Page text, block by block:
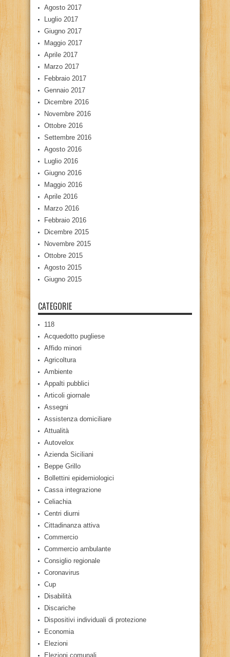
Agosto 2017
Luglio 2017
Giugno 2017
Maggio 2017
Aprile 2017
Marzo 2017
Febbraio 2017
Gennaio 2017
Dicembre 2016
Novembre 2016
Ottobre 2016
Settembre 2016
Agosto 2016
Luglio 2016
Giugno 2016
Maggio 2016
Aprile 2016
Marzo 2016
Febbraio 2016
Dicembre 2015
Novembre 2015
Ottobre 2015
Agosto 2015
Giugno 2015
CATEGORIE
118
Acquedotto pugliese
Affido minori
Agricoltura
Ambiente
Appalti pubblici
Articoli giornale
Assegni
Assistenza domiciliare
Attualità
Autovelox
Azienda Siciliani
Beppe Grillo
Bollettini epidemiologici
Cassa integrazione
Celiachia
Centri diurni
Cittadinanza attiva
Commercio
Commercio ambulante
Consiglio regionale
Coronavirus
Cup
Disabilità
Discariche
Dispositivi individuali di protezione
Economia
Elezioni
Elezioni comunali